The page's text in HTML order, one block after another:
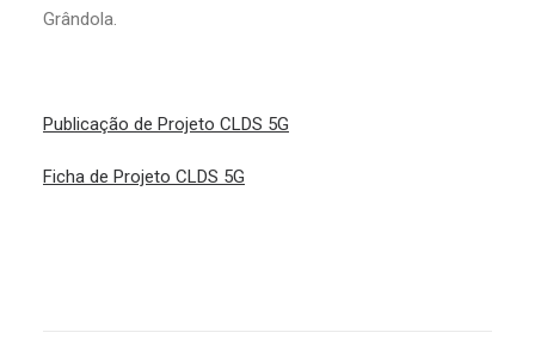
Grândola.
Publicação de Projeto CLDS 5G
Ficha de Projeto CLDS 5G